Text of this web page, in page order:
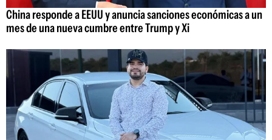
China responde a EEUU y anuncia sanciones económicas a un
mes de una nueva cumbre entre Trump y Xi